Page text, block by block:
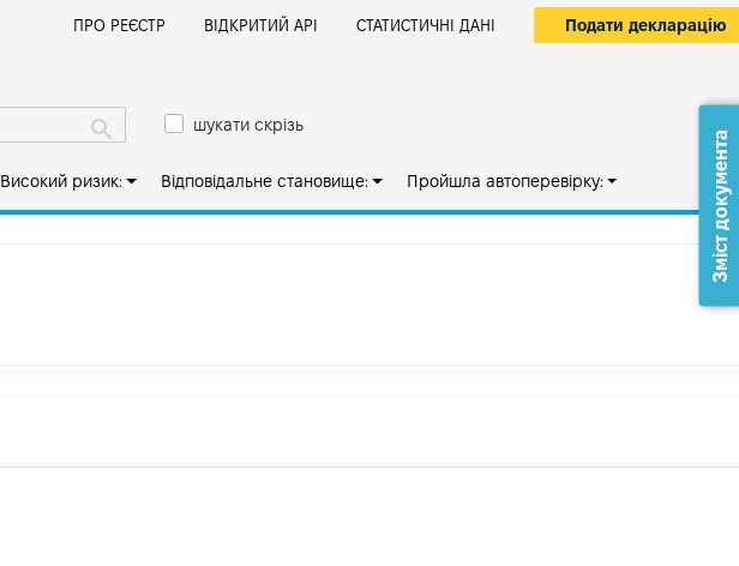
ПРО РЕЄСТР ВІДКРИТИЙ АРІ СТАТИСТИЧНІ ДАНІ Подати декларацію
шукати скрізь
Високий ризик: Відповідальне становище: Пройшла автоперевірку: Зміст документа